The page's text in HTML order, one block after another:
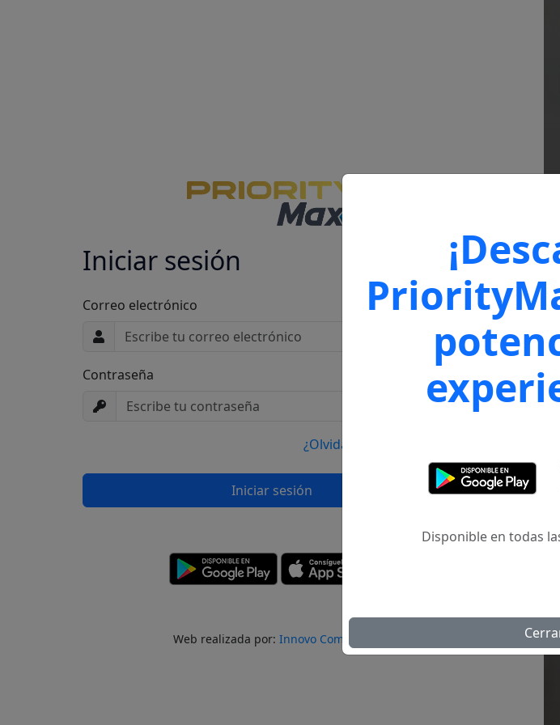
Iniciar sesión
Correo electrónico
Contraseña
¿Olvidaste tu contraseña?
Iniciar sesión
Web realizada por: Innovo Company
Disponible en todas